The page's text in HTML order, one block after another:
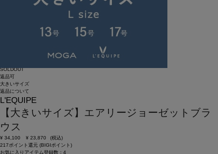
SOLDOUT
返品可
大きいサイズ
返品について
L'EQUIPE
【大きいサイズ】エアリージョーゼットブラ
ウス
¥ 34,100 ¥ 23,870
(税込)
217ポイント還元 (BIGIポイント)
お気に入りアイテム登録数： 4